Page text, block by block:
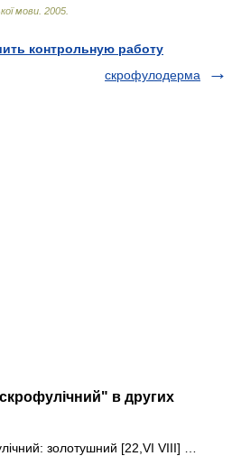
мови 2005
контрольную работу
скрофулодерма
в других
золотушний [22,VI VIII] …